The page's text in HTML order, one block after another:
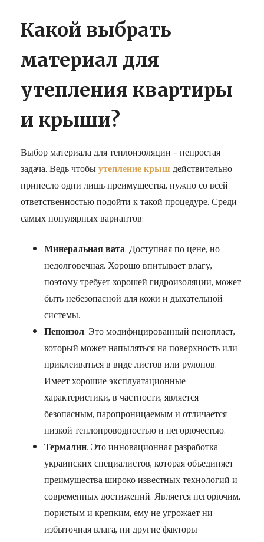
Какой выбрать
материал для
утепления квартиры
и крыши?
Выбор материала для теплоизоляции – непростая
задача. Ведь чтобыутепление крышдействительно
принесло одни лишь преимущества, нужно со всей
ответственностью подойти к такой процедуре. Среди
самых популярных вариантов:
Минеральная вата. Доступная по цене, но
недолговечная. Хорошо впитывает влагу,
поэтому требует хорошей гидроизоляции, может
быть небезопасной для кожи и дыхательной
системы.
Пеноизол. Это модифицированный пенопласт,
который может напыляться на поверхность или
приклеиваться в виде листов или рулонов.
Имеет хорошие эксплуатационные
характеристики, в частности, является
безопасным, паропроницаемым и отличается
низкой теплопроводностью и негорючестью.
Термалин. Это инновационная разработка
украинских специалистов, которая объединяет
преимущества широко известных технологий и
современных достижений. Является негорючим,
пористым и крепким, ему не угрожает ни
избыточная влага, ни другие факторы